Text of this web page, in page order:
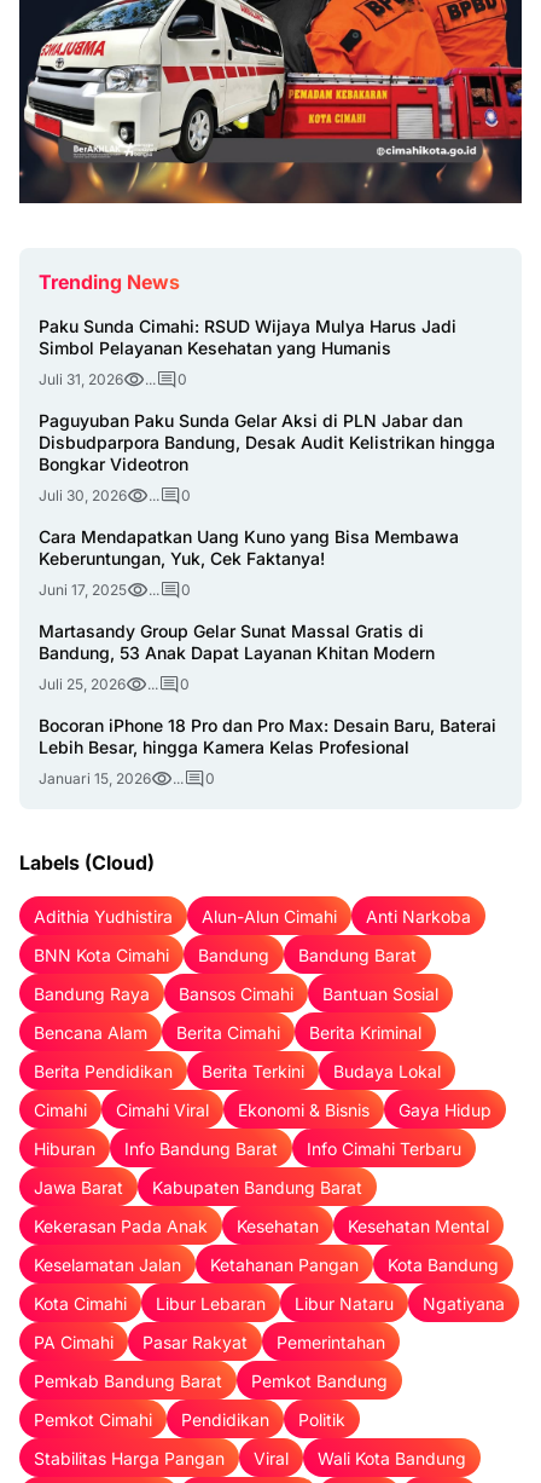
Trending News
Paku Sunda Cimahi: RSUD Wijaya Mulya Harus Jadi
Simbol Pelayanan Kesehatan yang Humanis
Juli 31, 2026 ... 0
Paguyuban Paku Sunda Gelar Aksi di PLN Jabar dan
Disbudparpora Bandung, Desak Audit Kelistrikan hingga
Bongkar Videotron
Juli 30, 2026 ... 0
Cara Mendapatkan Uang Kuno yang Bisa Membawa
Keberuntungan, Yuk, Cek Faktanya!
Juni 17, 2025 ... 0
Martasandy Group Gelar Sunat Massal Gratis di
Bandung, 53 Anak Dapat Layanan Khitan Modern
Juli 25, 2026 ... 0
Bocoran iPhone 18 Pro dan Pro Max: Desain Baru, Baterai
Lebih Besar, hingga Kamera Kelas Profesional
Januari 15, 2026 ... 0
Labels (Cloud)
Adithia Yudhistira Alun-Alun Cimahi
Anti Narkoba
BNN Kota Cimahi
Bandung
Bandung Barat
Bandung Raya
Bansos Cimahi
Bantuan Sosial
Bencana Alam
Berita Cimahi
Berita Kriminal
Berita Pendidikan
Berita Terkini
Budaya Lokal
Cimahi
Cimahi Viral Ekonomi & Bisnis
Gaya Hidup
Hiburan
Info Bandung Barat
Info Cimahi Terbaru
Jawa Barat
Kabupaten Bandung Barat
Kekerasan Pada Anak
Kesehatan
Kesehatan Mental
Keselamatan Jalan
Ketahanan Pangan
Kota Bandung
Kota Cimahi
Libur Lebaran Libur Nataru
Ngatiyana
PA Cimahi
Pasar Rakyat
Pemerintahan
Pemkab Bandung Barat
Pemkot Bandung
Pemkot Cimahi
Pendidikan
Politik
Stabilitas Harga Pangan
Viral
Wali Kota Bandung